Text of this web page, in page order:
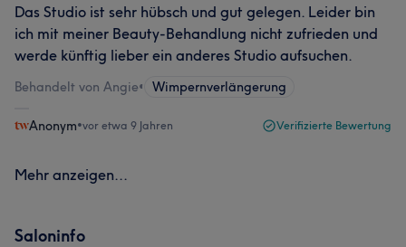
Das Studio ist sehr hübsch und gut gelegen. Leider bin
ich mit meiner Beauty-Behandlung nicht zufrieden und
werde künftig lieber ein anderes Studio aufsuchen.
Behandelt von Angie• Wimpernverlängerung
Anonym•vor etwa 9 Jahren Verifizierte Bewertung
Mehr anzeigen...
Saloninfo